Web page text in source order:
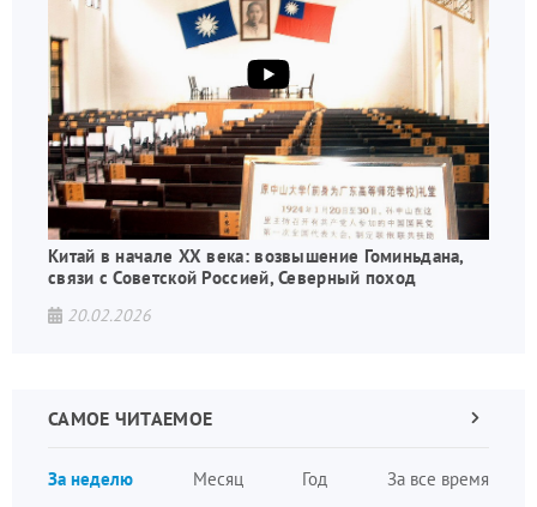
Китай в начале XX века: возвышение Гоминьдана,
связи с Советской Россией, Северный поход
20.02.2026
САМОЕ ЧИТАЕМОЕ
За неделю Месяц Год За все время
Следующая